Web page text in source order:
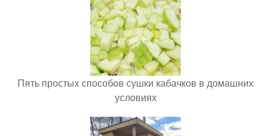
Пять простых способов сушки кабачков в домашних
условиях